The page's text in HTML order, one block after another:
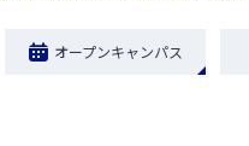
オープンキャンパス